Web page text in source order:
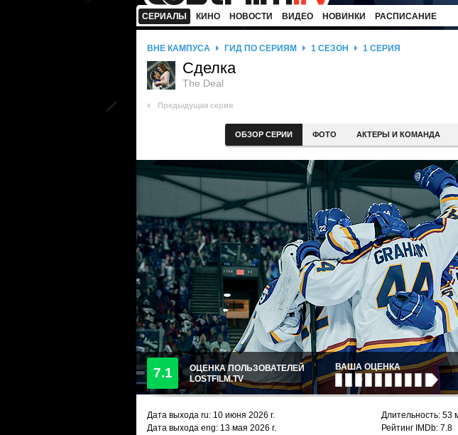
СЕРИАЛЫ КИНО НОВОСТИ ВИДЕО НОВИНКИ РАСПИСАНИЕ
ВНЕ КАМПУСА ГИД ПО СЕРИЯМ 1 СЕЗОН 1 СЕРИЯ
Сделка
The Deal
Предыдущая серия
ОБЗОР СЕРИИ ФОТО АКТЕРЫ И КОМАНДА
7.1
ОЦЕНКА ПОЛЬЗОВАТЕЛЕЙ
LOSTFILM.TV
ВАША ОЦЕНКА
Дата выхода ru: 10 июня 2026 г.
Дата выхода eng: 13 мая 2026 г.
Длительность: 53
Рейтинг IMDb: 7.8